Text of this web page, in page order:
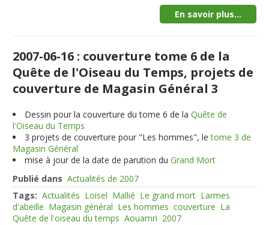
En savoir plus...
2007-06-16 : couverture tome 6 de la
Quête de l'Oiseau du Temps, projets de
couverture de Magasin Général 3
Dessin pour la couverture du tome 6 de la Quête de
l'Oiseau du Temps
3 projets de couverture pour "Les hommes", le tome 3 de
Magasin Général
mise à jour de la date de parution duGrand Mort
Publié dans Actualités de 2007
Tags: Actualités Loisel Mallié Le grand mort Larmes
d'abeille Magasin général Les hommes couverture La
Quête de l'oiseau du temps Aouamri 2007